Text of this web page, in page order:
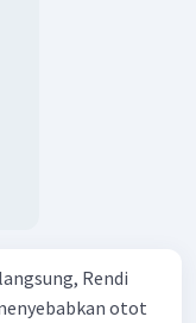
Rendi
otot